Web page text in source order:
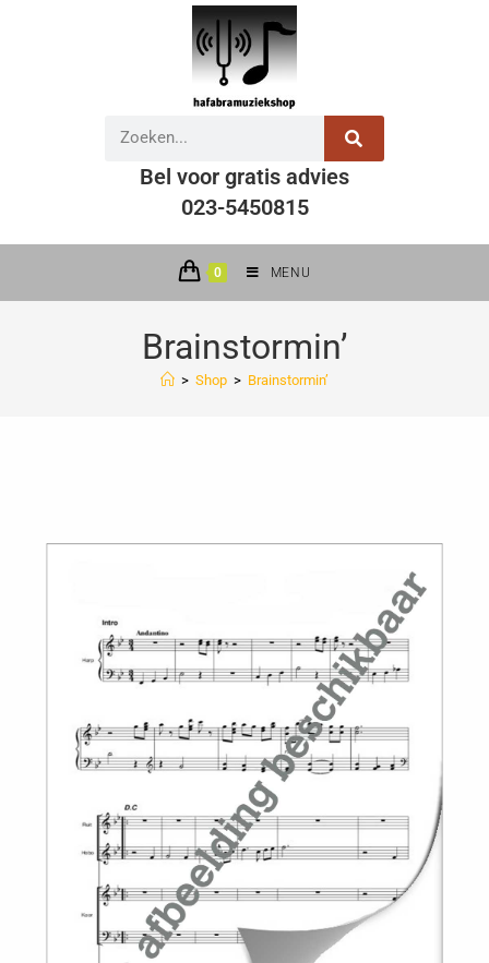
Bel voor gratis advies
023-5450815
0 MENU
Brainstormin’
> Shop > Brainstormin’